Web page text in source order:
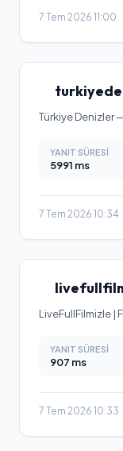
7 Tem 2026 11:00
Türkiye Denizler
YANIT SÜRESI
5991 ms
7 Tem 2026 10:34
YANIT SÜRESI
907 ms
7 Tem 2026 10:33